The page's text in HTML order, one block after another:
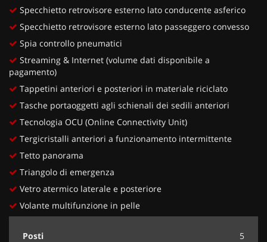
Specchietto retrovisore esterno lato conducente asferico
Specchietto retrovisore esterno lato passeggero convesso
Spia controllo pneumatici
Streaming & Internet (volume dati disponibile a
pagamento)
Tappetini anteriori e posteriori in materiale riciclato
Tasche portaoggetti agli schienali dei sedili anteriori
Tecnologia OCU (Online Connectivity Unit)
Tergicristalli anteriori a funzionamento intermittente
Tetto panorama
Triangolo di emergenza
Vetro atermico laterale e posteriore
Volante multifunzione in pelle
Posti
5